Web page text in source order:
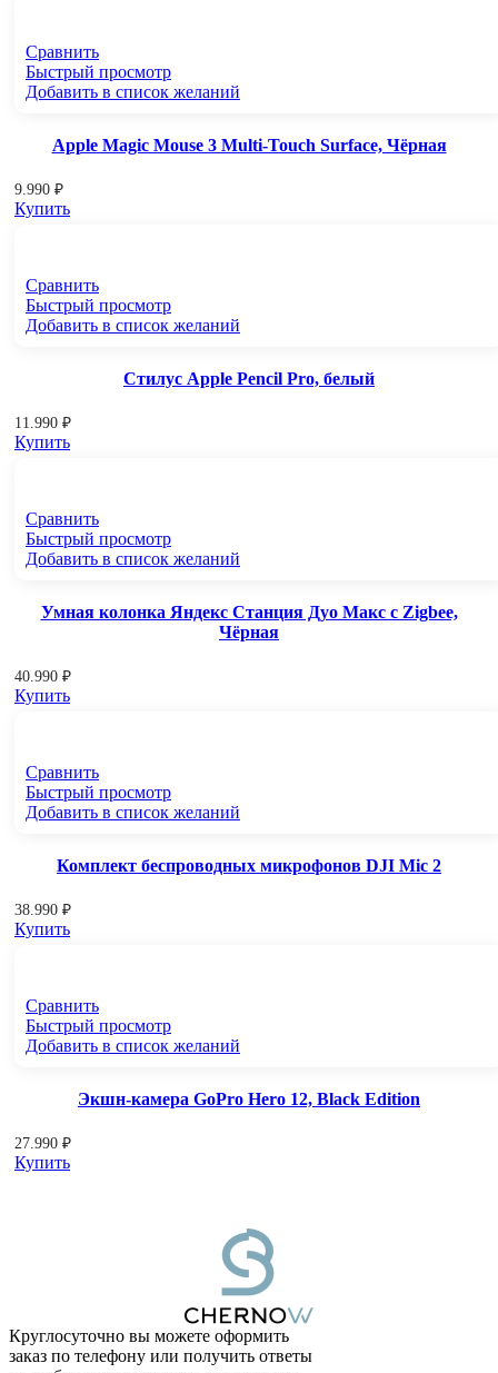
Сравнить
Быстрый просмотр
Добавить в список желаний
Apple Magic Mouse 3 Multi-Touch Surface, Чёрная
9.990 ₽
Купить
Сравнить
Быстрый просмотр
Добавить в список желаний
Стилус Apple Pencil Pro, белый
11.990 ₽
Купить
Сравнить
Быстрый просмотр
Добавить в список желаний
Умная колонка Яндекс Станция Дуо Макс c Zigbee,
Чёрная
40.990 ₽
Купить
Сравнить
Быстрый просмотр
Добавить в список желаний
Комплект беспроводных микрофонов DJI Mic 2
38.990 ₽
Купить
Сравнить
Быстрый просмотр
Добавить в список желаний
Экшн-камера GoPro Hero 12, Black Edition
27.990 ₽
Купить
Круглосуточно вы можете оформить
заказ по телефону или получить ответы